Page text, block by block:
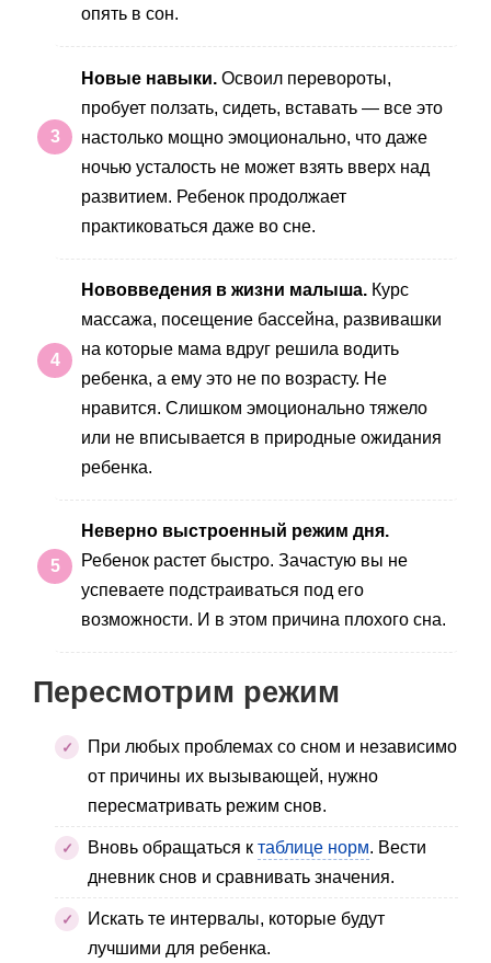
опять в сон.
Новые навыки. Освоил перевороты,
пробует ползать, сидеть, вставать — все это
настолько мощно эмоционально, что даже
ночью усталость не может взять вверх над
развитием. Ребенок продолжает
практиковаться даже во сне.
Нововведения в жизни малыша. Курс
массажа, посещение бассейна, развивашки
на которые мама вдруг решила водить
ребенка, а ему это не по возрасту. Не
нравится. Слишком эмоционально тяжело
или не вписывается в природные ожидания
ребенка.
Неверно выстроенный режим дня.
Ребенок растет быстро. Зачастую вы не
успеваете подстраиваться под его
возможности. И в этом причина плохого сна.
Пересмотрим режим
При любых проблемах со сном и независимо
от причины их вызывающей, нужно
пересматривать режим снов.
Вновь обращаться к таблице норм. Вести
дневник снов и сравнивать значения.
Искать те интервалы, которые будут
лучшими для ребенка.